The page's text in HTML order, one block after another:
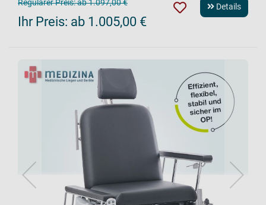
Regulärer Preis:ab 1.097,00 €
Ihr Preis: ab 1.005,00 €
Details